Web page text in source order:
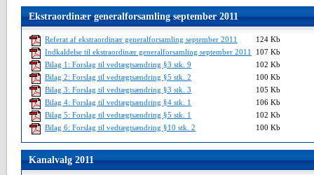
Ekstraordinær generalforsamling september 2011
Referat af ekstraordinær generalforsamling september 2011
124 Kb
Indkaldelse til ekstraordinær generalforsamling september 2011
107 Kb
Bilag 1: Forslag til vedtægtsændring §3 stk. 9
102 Kb
Bilag 2: Forslag til vedtægtsændring §5 stk. 2
100 Kb
Bilag 3: Forslag til vedtægtsændring §3 stk. 3
105 Kb
Bilag 4: Forslag til vedtægtsændring §4 stk. 1
106 Kb
Bilag 5: Forslag til vedtægtsændring §5 stk. 1
102 Kb
Bilag 6: Forslag til vedtægtsændring §10 stk. 2
100 Kb
Kanalvalg 2011